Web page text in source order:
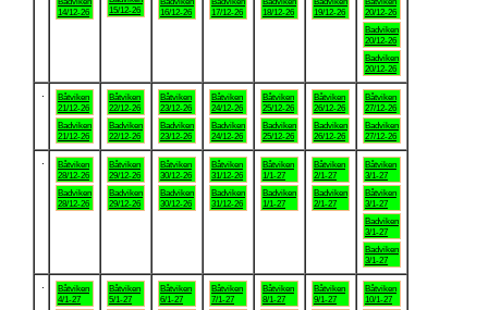
14/12-26
15/12-26
16/12-26
17/12-26
18/12-26
19/12-26
20/12-26
Badviken
20/12-26
Badviken
20/12-26
Båtviken
21/12-26
Badviken
21/12-26
Båtviken
22/12-26
Badviken
22/12-26
Båtviken
23/12-26
Badviken
23/12-26
Båtviken
24/12-26
Badviken
24/12-26
Båtviken
25/12-26
Badviken
25/12-26
Båtviken
26/12-26
Badviken
26/12-26
Båtviken
27/12-26
Badviken
27/12-26
Båtviken
28/12-26
Badviken
28/12-26
Båtviken
29/12-26
Badviken
29/12-26
Båtviken
30/12-26
Badviken
30/12-26
Båtviken
31/12-26
Badviken
31/12-26
Båtviken
1/1-27
Badviken
1/1-27
Båtviken
2/1-27
Badviken
2/1-27
Båtviken
3/1-27
Båtviken
3/1-27
Badviken
3/1-27
Badviken
3/1-27
Båtviken
4/1-27
Båtviken
5/1-27
Båtviken
6/1-27
Båtviken
7/1-27
Båtviken
8/1-27
Båtviken
9/1-27
Båtviken
10/1-27